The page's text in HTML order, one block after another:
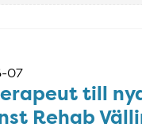
07
till
Rehab